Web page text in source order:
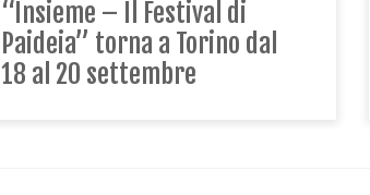
Bilancio Sociale 2025:
trasparenza, numeri e
storie di responsabilità